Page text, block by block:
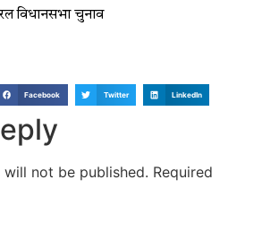
विधानसभा चुनाव
Facebook Twitter LinkedIn
not be published. Required